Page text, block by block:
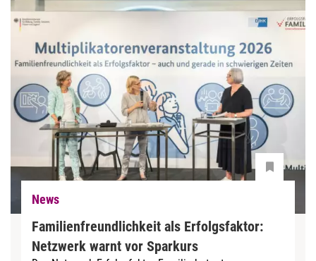
News
Familienfreundlichkeit als Erfolgsfaktor:
Netzwerk warnt vor Sparkurs